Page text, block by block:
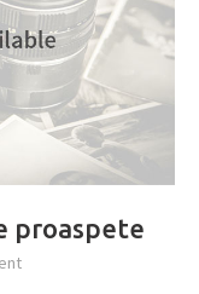
proaspete